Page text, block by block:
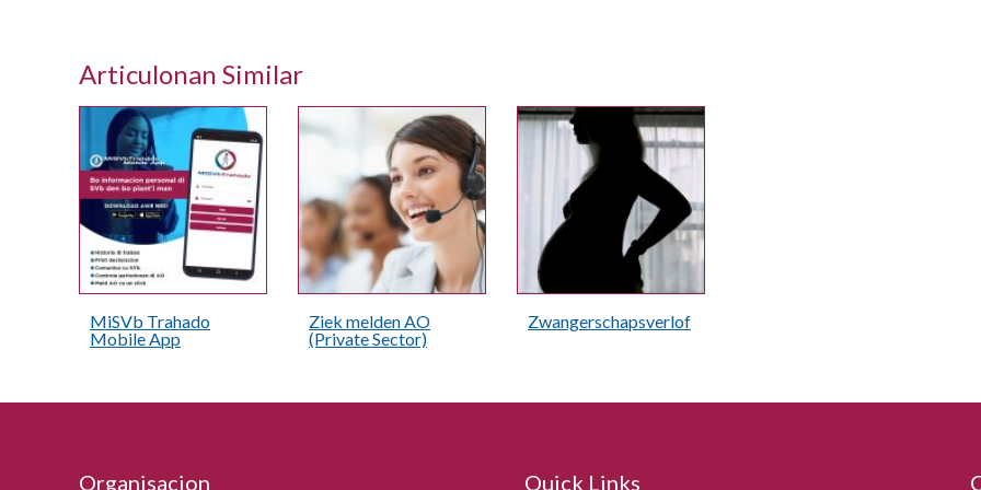
Articulonan Similar
MiSVb Trahado
Mobile App
Ziek melden AO
(Private Sector)
Zwangerschapsverlof
Organisacion Quick Links